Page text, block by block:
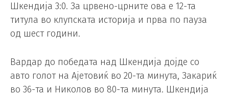
Шкендија 3:0. За црвено-црните ова е 12-та
титула во клупската историја и прва по пауза
од шест години.
Вардар до победата над Шкендија дојде со
авто голот на Ајетовиќ во 20-та минута, Закариќ
во 36-та и Николов во 80-та минута. Шкендија